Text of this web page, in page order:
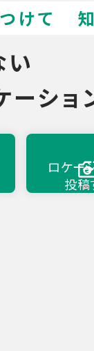
けて
い
ーショ
ロケー
投稿